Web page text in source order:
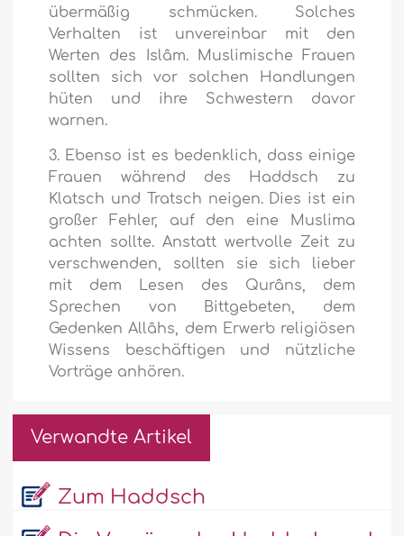
übermäßig schmücken. Solches
Verhalten ist unvereinbar mit den
Werten des Islâm. Muslimische Frauen
sollten sich vor solchen Handlungen
hüten und ihre Schwestern davor
warnen.
3. Ebenso ist es bedenklich, dass einige
Frauen während des Haddsch zu
Klatsch und Tratsch neigen. Dies ist ein
großer Fehler, auf den eine Muslima
achten sollte. Anstatt wertvolle Zeit zu
verschwenden, sollten sie sich lieber
mit dem Lesen des Qurâns, dem
Sprechen von Bittgebeten, dem
Gedenken Allâhs, dem Erwerb religiösen
Wissens beschäftigen und nützliche
Vorträge anhören.
Verwandte Artikel
Zum Haddsch